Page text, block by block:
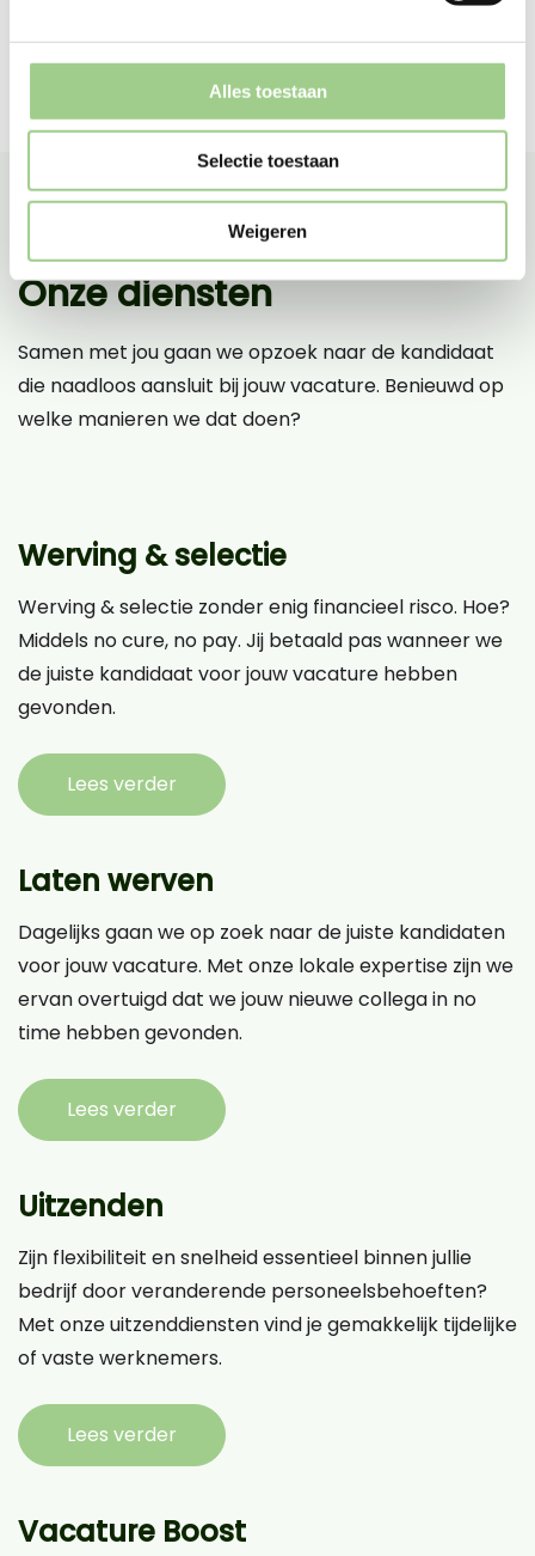
Alles toestaan
Selectie toestaan
Weigeren
Onze diensten
Samen met jou gaan we opzoek naar de kandidaat
die naadloos aansluit bij jouw vacature. Benieuwd op
welke manieren we dat doen?
Werving & selectie
Werving & selectie zonder enig financieel risco. Hoe?
Middels no cure, no pay. Jij betaald pas wanneer we
de juiste kandidaat voor jouw vacature hebben
gevonden.
Lees verder
Laten werven
Dagelijks gaan we op zoek naar de juiste kandidaten
voor jouw vacature. Met onze lokale expertise zijn we
ervan overtuigd dat we jouw nieuwe collega in no
time hebben gevonden.
Lees verder
Uitzenden
Zijn flexibiliteit en snelheid essentieel binnen jullie
bedrijf door veranderende personeelsbehoeften?
Met onze uitzenddiensten vind je gemakkelijk tijdelijke
of vaste werknemers.
Lees verder
Vacature Boost